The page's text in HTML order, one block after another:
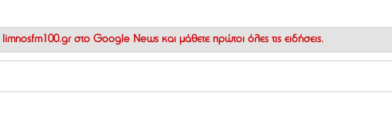
limnosfm100.gr στο Google News και μάθετε πρώτοι όλες τις ειδήσεις.